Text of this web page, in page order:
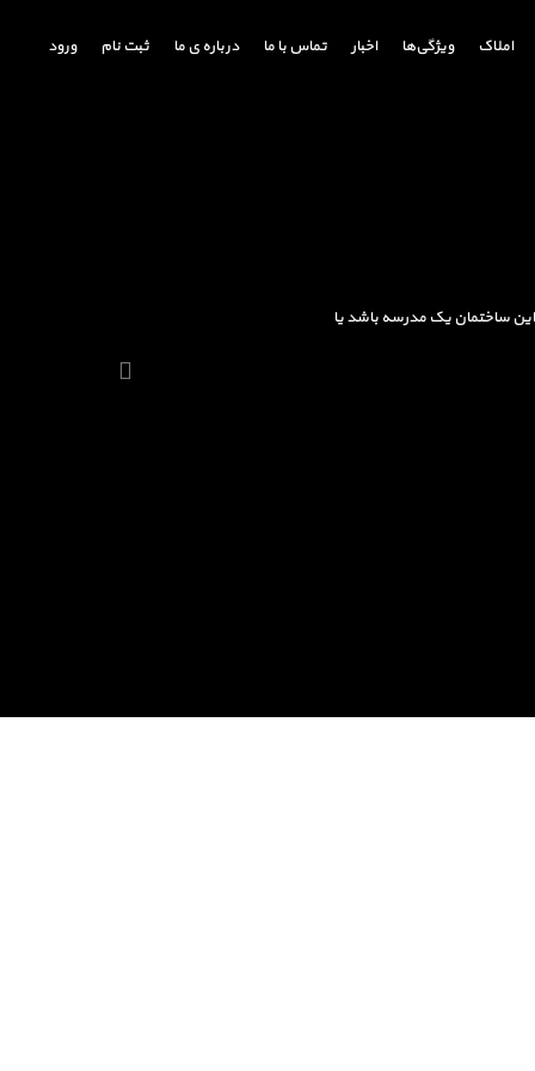
این ساختمان یک مدرسه باشد یا
ثبت نام ورود املاک ویژگی‌ها اخبار تماس با ما درباره ی ما